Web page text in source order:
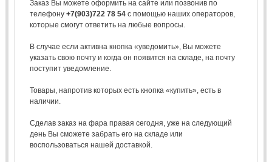
Заказ Вы можете оформить на сайте или позвонив по
телефону +7(903)722 78 54с помощью наших операторов,
которые смогут ответить на любые вопросы.
В случае если активна кнопка «уведомить», Вы можете
указать свою почту и когда он появится на складе, на почту
поступит уведомление.
Товары, напротив которых есть кнопка «купить», есть в
наличии.
Сделав заказ на фара правая сегодня, уже на следующий
день Вы сможете забрать его на складе или
воспользоваться нашей доставкой.